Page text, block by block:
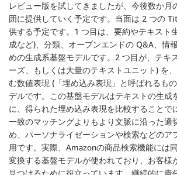
レビュー版を試してきましたが、今後数か月
囲に提供していく予定です。当面は 2 つの
供する予定です。1 つ目は、要約やテキスト
成など)、分類、オープンエンドの Q&A、情
めの生成系基盤モデルです。2 つ目が、テキ
ーズ、もしくは大量のテキストユニット) を
む数値表現 (「埋め込み表現」と呼ばれるも
デルです。この基盤モデルはテキストの生成
に、得られた埋め込み表現を比較することで
一致のマッチングよりもより文脈に沿った適
め、パーソナライゼーションや検索などのア
用です。実際、Amazonの商品検索機能には
変換する基盤モデルが使われており、お客様